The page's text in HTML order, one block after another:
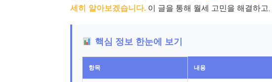
세히 알아보겠습니다. 이 글을 통해 월세 고민을 해결하
핵심 정보 한눈에 보기
항목 내용